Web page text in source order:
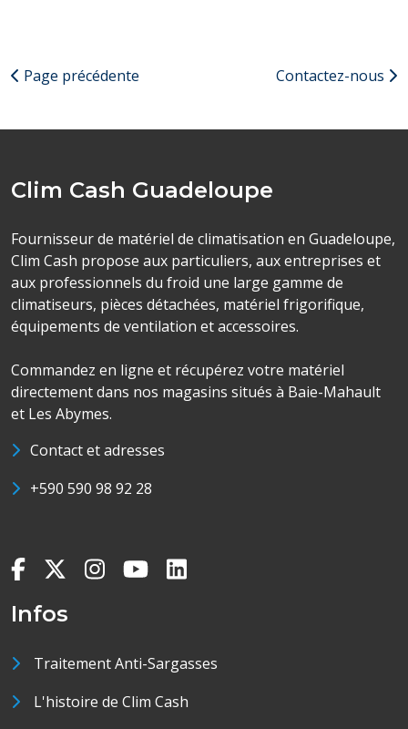
Page précédente Contactez-nous
Clim Cash Guadeloupe
Fournisseur de matériel de climatisation en Guadeloupe,
Clim Cash propose aux particuliers, aux entreprises et
aux professionnels du froid une large gamme de
climatiseurs, pièces détachées, matériel frigorifique,
équipements de ventilation et accessoires.
Commandez en ligne et récupérez votre matériel
directement dans nos magasins situés à Baie-Mahault
et Les Abymes.
Contact et adresses
+590 590 98 92 28
Infos
Traitement Anti-Sargasses
L'histoire de Clim Cash